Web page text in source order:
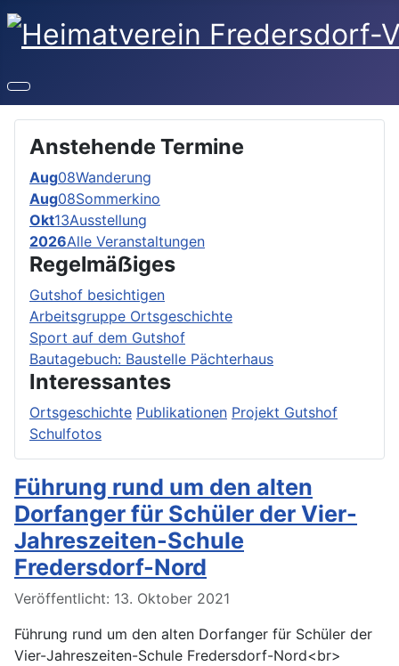
Anstehende Termine
Aug08Wanderung
Aug08Sommerkino
Okt13Ausstellung
2026Alle Veranstaltungen
Regelmäẞiges
Gutshof besichtigen
Arbeitsgruppe Ortsgeschichte
Sport auf dem Gutshof
Bautagebuch: Baustelle Pächterhaus
Interessantes
Ortsgeschichte Publikationen Projekt Gutshof
Schulfotos
Führung rund um den alten
Dorfanger für Schüler der Vier-
Jahreszeiten-Schule
Fredersdorf-Nord
Veröffentlicht: 13. Oktober 2021
Führung rund um den alten Dorfanger für Schüler der
Vier-Jahreszeiten-Schule Fredersdorf-Nord<br>